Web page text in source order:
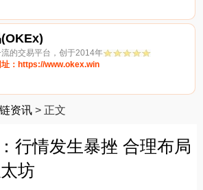
的交易平台，创于2014年
址：https://www.okex.win
资讯 > 正文
行情发生暴挫 合理布局
坊